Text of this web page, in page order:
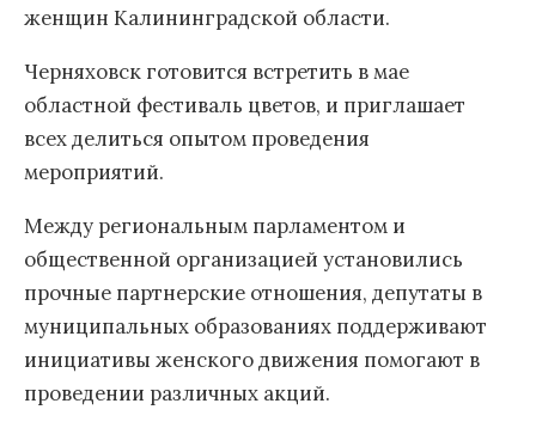
женщин Калининградской области.
Черняховск готовится встретить в мае
областной фестиваль цветов, и приглашает
всех делиться опытом проведения
мероприятий.
Между региональным парламентом и
общественной организацией установились
прочные партнерские отношения, депутаты в
муниципальных образованиях поддерживают
инициативы женского движения помогают в
проведении различных акций.